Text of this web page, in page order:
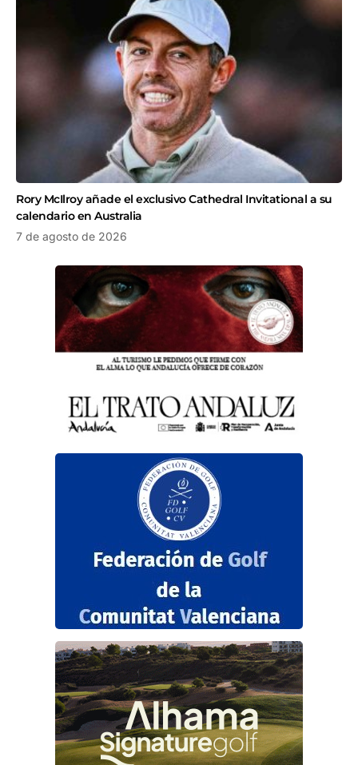
Rory McIlroy añade el exclusivo Cathedral Invitational a su
calendario en Australia
7 de agosto de 2026